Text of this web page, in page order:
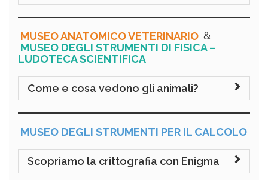
MUSEO ANATOMICO VETERINARIO &
MUSEO DEGLI STRUMENTI DI FISICA –
LUDOTECA SCIENTIFICA
Come e cosa vedono gli animali?
MUSEO DEGLI STRUMENTI PER IL CALCOLO
Scopriamo la crittografia con Enigma